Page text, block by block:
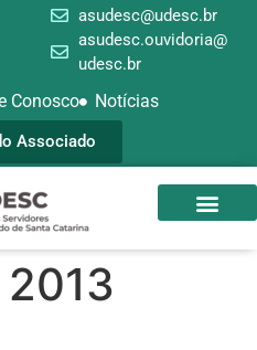
asudesc@udesc.br
asudesc.ouvidoria@
udesc.br
Conosco Notícias
Associado